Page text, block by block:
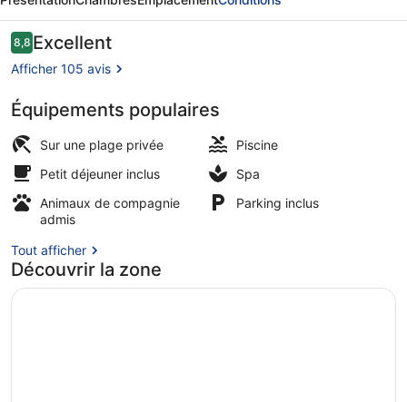
del
Barone
Resort
and
SPA
Plage privée, navette gratuite
Avis
voyageurs
8,88,8 sur 10
Excellent
Afficher 105 avis
Équipements populaires
Sur une plage privée
Piscine
Petit déjeuner inclus
Spa
Animaux de compagnie
admis
Parking inclus
Tout afficher
Découvrir la zone